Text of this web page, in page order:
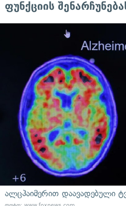
ფუნქციის
ალცჰაიმერით დაავადებული